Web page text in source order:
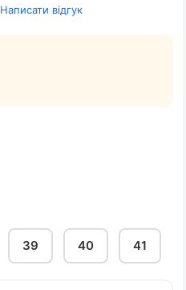
Написати відгук
39 40 41